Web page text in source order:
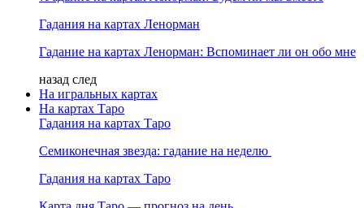
Гадания на картах Ленорман
Гадание на картах Ленорман: Вспоминает ли он обо мне
назад след
На игральных картах
На картах Таро
Гадания на картах Таро
Семиконечная звезда: гадание на неделю
Гадания на картах Таро